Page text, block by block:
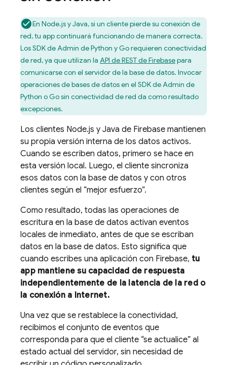
En Node.js y Java, si un cliente pierde su conexión de
red, tu app continuará funcionando de manera correcta.
Los SDK de Admin de Python y Go requieren conectividad
de red, ya que utilizan la API de REST de Firebasepara
comunicarse con el servidor de la base de datos. Invocar
operaciones de bases de datos en el SDK de Admin de
Python o Go sin conectividad de red da como resultado
excepciones.
Los clientes Node.js y Java de Firebase mantienen
su propia versión interna de los datos activos.
Cuando se escriben datos, primero se hace en
esta versión local. Luego, el cliente sincroniza
esos datos con la base de datos y con otros
clientes según el “mejor esfuerzo”.
Como resultado, todas las operaciones de
escritura en la base de datos activan eventos
locales de inmediato, antes de que se escriban
datos en la base de datos. Esto significa que
cuando escribes una aplicación con Firebase, tu
app mantiene su capacidad de respuesta
independientemente de la latencia de la red o
la conexión a Internet.
Una vez que se restablece la conectividad,
recibimos el conjunto de eventos que
corresponda para que el cliente “se actualice” al
estado actual del servidor, sin necesidad de